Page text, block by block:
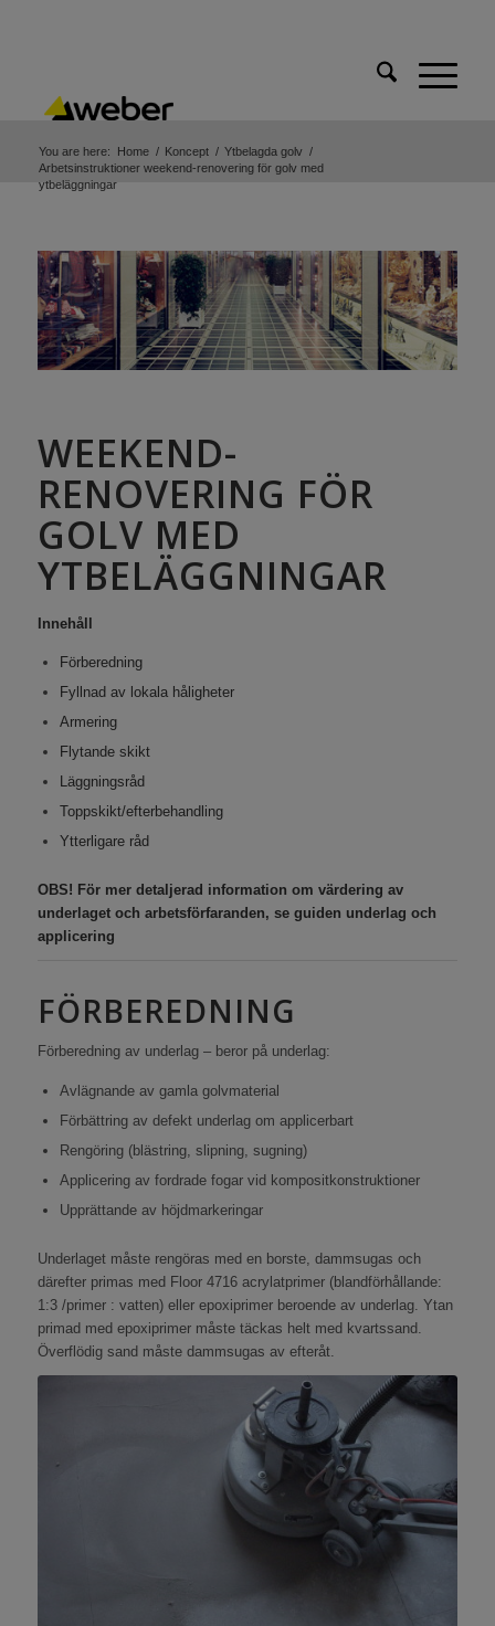
You are here: Home / Koncept / Ytbelagda golv /
Arbetsinstruktioner weekend-renovering för golv med
ytbeläggningar
WEEKEND-
RENOVERING FÖR
GOLV MED
YTBELÄGGNINGAR
Innehåll
Förberedning
Fyllnad av lokala håligheter
Armering
Flytande skikt
Läggningsråd
Toppskikt/efterbehandling
Ytterligare råd
OBS! För mer detaljerad information om värdering av
underlaget och arbetsförfaranden, se guiden underlag och
applicering
FÖRBEREDNING
Förberedning av underlag – beror på underlag:
Avlägnande av gamla golvmaterial
Förbättring av defekt underlag om applicerbart
Rengöring (blästring, slipning, sugning)
Applicering av fordrade fogar vid kompositkonstruktioner
Upprättande av höjdmarkeringar
Underlaget måste rengöras med en borste, dammsugas och
därefter primas med Floor 4716 acrylatprimer (blandförhållande:
1:3 /primer : vatten) eller epoxiprimer beroende av underlag. Ytan
primad med epoxiprimer måste täckas helt med kvartssand.
Överflödig sand måste dammsugas av efteråt.